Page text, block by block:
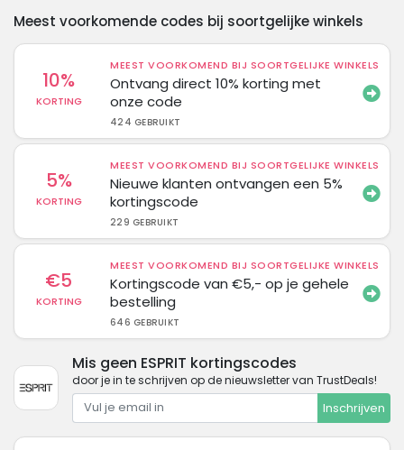
Meest voorkomende codes bij soortgelijke winkels
10%
KORTING
MEEST VOORKOMEND BIJ SOORTGELIJKE WINKELS
Ontvang direct 10% korting met
onze code
424 GEBRUIKT
5%
KORTING
MEEST VOORKOMEND BIJ SOORTGELIJKE WINKELS
Nieuwe klanten ontvangen een 5%
kortingscode
229 GEBRUIKT
€5
KORTING
MEEST VOORKOMEND BIJ SOORTGELIJKE WINKELS
Kortingscode van €5,- op je gehele
bestelling
646 GEBRUIKT
Mis geen ESPRIT kortingscodes
door je in te schrijven op de nieuwsletter van TrustDeals!
Inschrijven